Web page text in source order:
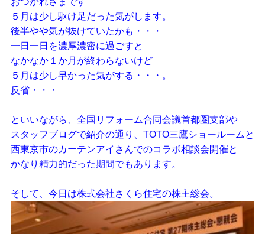
５月は少し駆け足だった気がします。
後半やや気が抜けていたかも・・・
一日一日を濃厚濃密に過ごすと
なかなか１か月が終わらないけど
５月は少し早かった気がする・・・。
反省・・・
といいながら、全国リフォーム合同会議首都圏支部や
スタッフブログで紹介の通り、TOTO三鷹ショールームと
西東京市のカーテンアイさんでのコラボ相談会開催と
かなり精力的だった期間でもあります。
そして、今日は株式会社さくら住宅の株主総会。